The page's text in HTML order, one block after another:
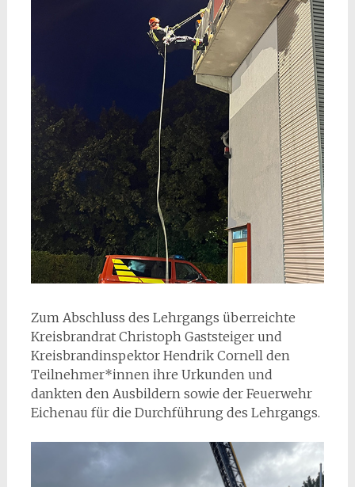
Zum Abschluss des Lehrgangs überreichte
Kreisbrandrat Christoph Gaststeiger und
Kreisbrandinspektor Hendrik Cornell den
Teilnehmer*innen ihre Urkunden und
dankten den Ausbildern sowie der Feuerwehr
Eichenau für die Durchführung des Lehrgangs.